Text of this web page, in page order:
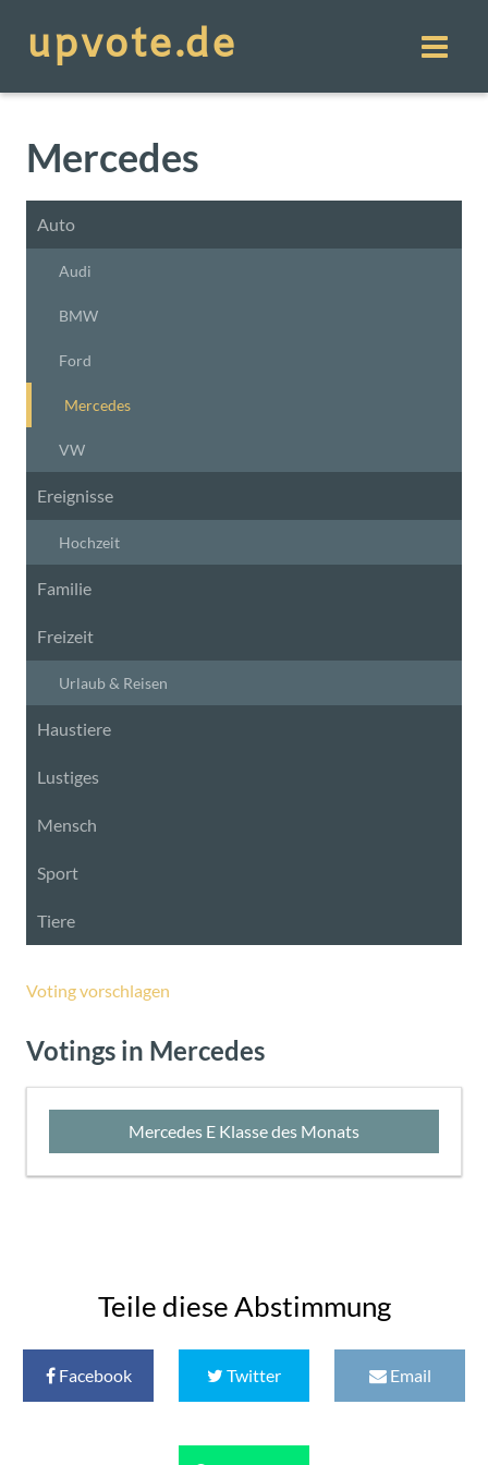
Mercedes
Auto
Audi
BMW
Ford
Mercedes
VW
Ereignisse
Hochzeit
Familie
Freizeit
Urlaub & Reisen
Haustiere
Lustiges
Mensch
Sport
Tiere
Voting vorschlagen
Votings in Mercedes
Mercedes E Klasse des Monats
Teile diese Abstimmung
Facebook Twitter Email